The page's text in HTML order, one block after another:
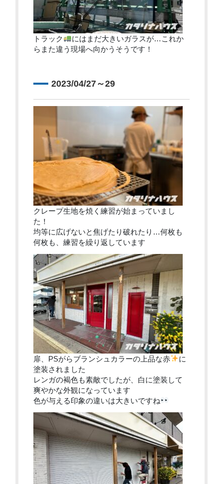
トラック
にはまだ大きいガラスが…これか
らまた違う現場へ向かうそうです！
2023/04/27～29
クレープ生地を焼く練習が始まっていまし
た！
均等に広げないと焦げたり破れたり…何枚も
何枚も、練習を繰り返しています
扉、PSがらブランシュカラーの上品な赤
に
塗装されました
レンガの褐色も素敵でしたが、白に塗装して
爽やかな外観になっています
色が与える印象の違いは大きいですね